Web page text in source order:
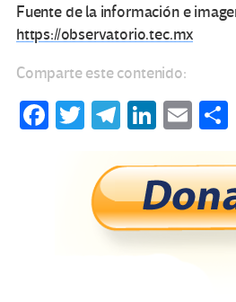
Fuente de la información e
https://observatorio.tec.mx
Comparte este contenido:
Fa T
tt
er
Te
gr
a
m
Li
ke
dI
n
E
ail